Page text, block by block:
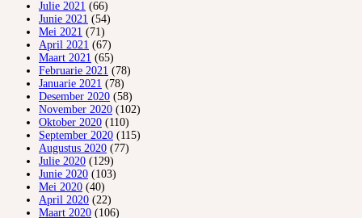
Julie 2021 (66)
Junie 2021 (54)
Mei 2021 (71)
April 2021 (67)
Maart 2021 (65)
Februarie 2021 (78)
Januarie 2021 (78)
Desember 2020 (58)
November 2020 (102)
Oktober 2020 (110)
September 2020 (115)
Augustus 2020 (77)
Julie 2020 (129)
Junie 2020 (103)
Mei 2020 (40)
April 2020 (22)
Maart 2020 (106)